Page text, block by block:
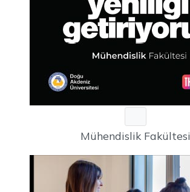
Mühendislik Fakültesi